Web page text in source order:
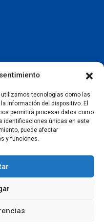
tecnologías como las
información del dispositivo. El
permitirá procesar datos como
identificaciones únicas en este
puede afectar
y funciones.
Luxembourg